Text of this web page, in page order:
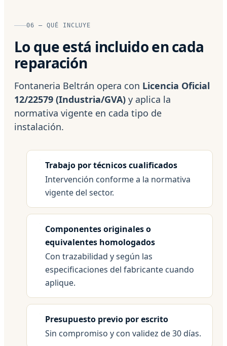
06 — QUÉ INCLUYE
Lo que está incluido en cada
reparación
Fontaneria Beltrán opera con Licencia Oficial
12/22579 (Industria/GVA) y aplica la
normativa vigente en cada tipo de
instalación.
Trabajo por técnicos cualificados
Intervención conforme a la normativa
vigente del sector.
Componentes originales o
equivalentes homologados
Con trazabilidad y según las
especificaciones del fabricante cuando
aplique.
Presupuesto previo por escrito
Sin compromiso y con validez de 30 días.